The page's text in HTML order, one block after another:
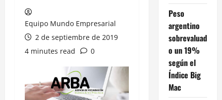
Equipo Mundo Empresarial
2 de septiembre de 2019
4 minutes read
0
Peso
argentino
sobrevaluad
o un 19%
según el
Índice Big
Mac